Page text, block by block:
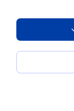
Accessibilité :
Conditions
Mentions légales